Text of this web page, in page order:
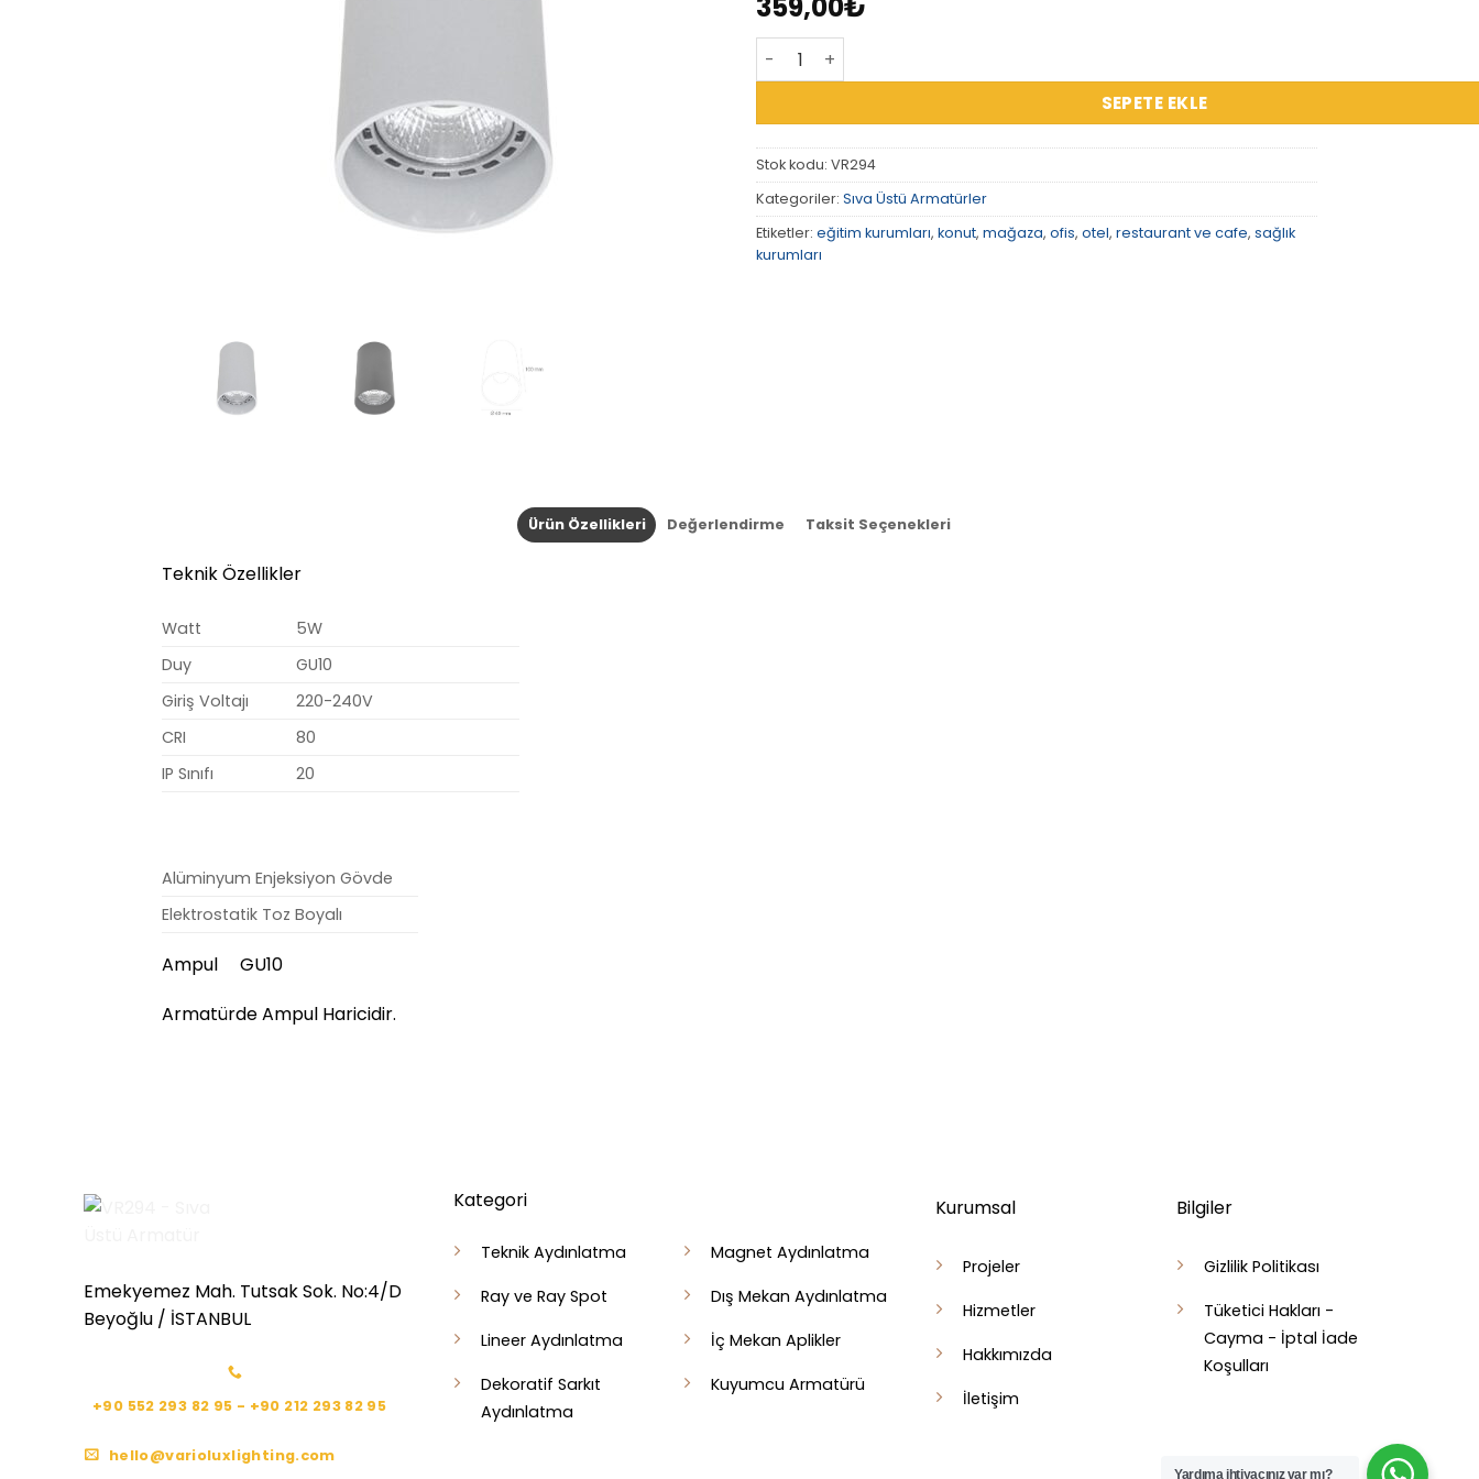
359,00₺
VR294 - Sıva Üstü Armatür adet
SEPETE EKLE
Stok kodu: VR294
Kategoriler: Sıva Üstü Armatürler
Etiketler: eğitim kurumları, konut, mağaza, ofis, otel, restaurant ve cafe, sağlık
kurumları
Ürün Özellikleri Değerlendirme Taksit Seçenekleri
Teknik Özellikler
Watt
5W
Duy
GU10
Giriş Voltajı
220-240V
CRI
80
IP Sınıfı
20
Alüminyum Enjeksiyon Gövde
Elektrostatik Toz Boyalı
Ampul GU10
Armatürde Ampul Haricidir.
Emekyemez Mah. Tutsak Sok. No:4/D
Beyoğlu / İSTANBUL
+90 552 293 82 95 - +90 212 293 82 95
hello@varioluxlighting.com
Kategori
Teknik Aydınlatma
Ray ve Ray Spot
Lineer Aydınlatma
Dekoratif Sarkıt
Aydınlatma
Magnet Aydınlatma
Dış Mekan Aydınlatma
İç Mekan Aplikler
Kuyumcu Armatürü
Kurumsal
Projeler
Hizmetler
Hakkımızda
İletişim
Bilgiler
Gizlilik Politikası
Tüketici Hakları -
Cayma - İptal İade
Koşulları
Yardıma ihtiyacınız var mı?